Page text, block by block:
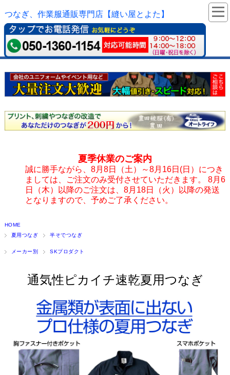
つなぎ、作業服通販専門店【縫い屋とよた】
夏季休業のご案内
誠に勝手ながら、8月8日（土）～8月16日(日）につき
ましては、ご注文のみ受付させていただきます。 8月6
日（木）以降のご注文は、8月18日（火）以降の発送
となりますので、予めご了承ください。
HOME
夏用つなぎ
半そでつなぎ
メーカー別 SKプロダクト
通気性ピカイチ速乾夏用つなぎ